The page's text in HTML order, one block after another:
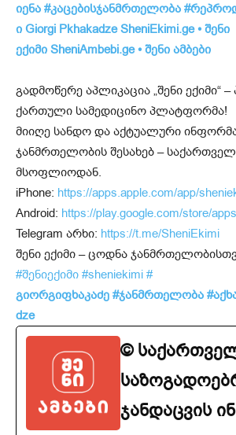
იენა #კაცებისჯანმრთელობა #
ი Giorgi Pkhakadze SheniEkimi.ge • შენი
ექიმი SheniAmbebi.ge • შენი ამბები
გადმოწერე აპლიკაცია „შენი ექიმი“
ქართული სამედიცინო პლატფორმა!
მიიღე სანდო და აქტუალური
ჯანმრთელობის შესახებ –
მსოფლიოდან.
iPhone: https://apps.apple.com/app/
Android: https://play.google.com/store/
Telegram არხი: https://t.me/SheniEkimi
შენი ექიმი – ცოდნა
#შენიექიმი #sheniekimi #
გიორგიფხაკაძე #ჯანმრთელობა
dze
©
ჯანდაცვის